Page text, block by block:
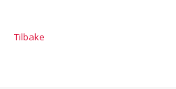
Tilbake